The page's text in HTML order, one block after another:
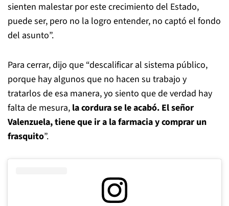
sienten malestar por este crecimiento del Estado,
puede ser, pero no la logro entender, no captó el fondo
del asunto”.
Para cerrar, dijo que “descalificar al sistema público,
porque hay algunos que no hacen su trabajo y
tratarlos de esa manera, yo siento que de verdad hay
falta de mesura, la cordura se le acabó. El señor
Valenzuela, tiene que ir a la farmacia y comprar un
frasquito”.